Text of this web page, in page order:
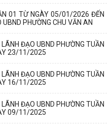
01 TỪ NGÀY 05/01/2026 ĐẾN
PHƯỜNG CHU VĂN AN
ĐẠO UBND PHƯỜNG TUẦN
23/11/2025
ĐẠO UBND PHƯỜNG TUẦN
16/11/2025
ĐẠO UBND PHƯỜNG TUẦN
09/11/2025